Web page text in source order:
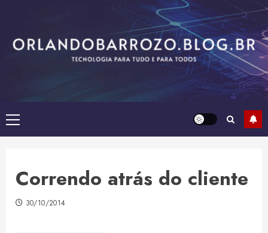
content
Primary
Menu
Correndo atrás do cliente
30/10/2014